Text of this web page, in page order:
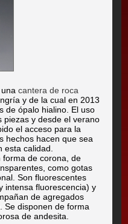
unacantera de roca
y de la cual en 2013
de ópalo hialino. El uso
piezas y desde el verano
el acceso para la
hechos hacen que sea
esta calidad.
forma de corona, de
como gotas
Son fluorescentes
intensa fluorescencia) y
de agregados
Se disponen de forma
de andesita.